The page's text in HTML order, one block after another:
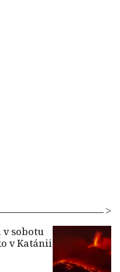
v sobotu
v Katánii